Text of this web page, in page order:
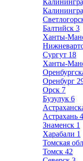
Балтийск 3
Ханты-
Сургут 18
Ханты-
Оренбург
Орск 7
Бузулук 6
Астрахань
Знаменск 1
Харабали 1
Томская
Томск 42